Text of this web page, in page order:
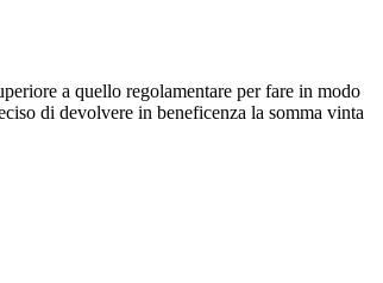
a quello regolamentare per fare in modo
di devolvere in beneficenza la somma vinta